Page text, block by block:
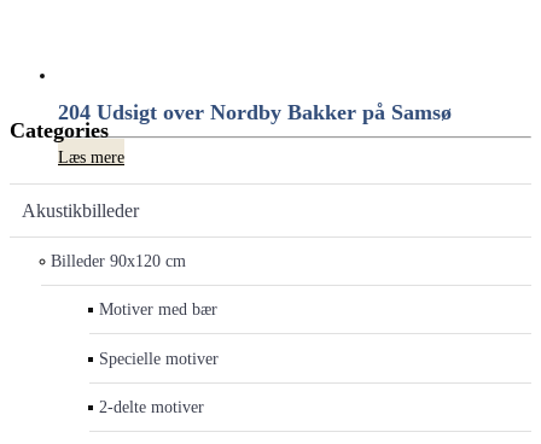
204 Udsigt over Nordby Bakker på Samsø
Læs mere
Categories
Akustikbilleder
Billeder 90x120 cm
Motiver med bær
Specielle motiver
2-delte motiver